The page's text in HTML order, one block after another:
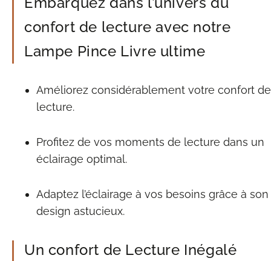
confort de lecture avec notre
Lampe Pince Livre ultime
Améliorez considérablement votre confort de
lecture.
Profitez de vos moments de lecture dans un
éclairage optimal.
Adaptez l’éclairage à vos besoins grâce à son
design astucieux.
Un confort de Lecture Inégalé